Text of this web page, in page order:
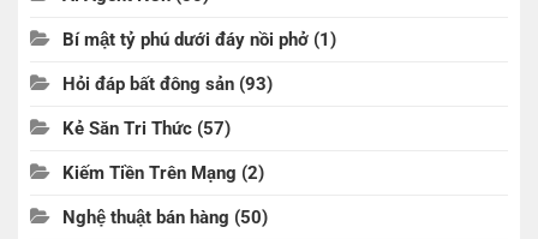
Bí mật tỷ phú dưới đáy nồi phở (1)
Hỏi đáp bất đông sản (93)
Kẻ Săn Tri Thức (57)
Kiếm Tiền Trên Mạng (2)
Nghệ thuật bán hàng (50)